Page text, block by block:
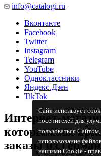
Сайт использует
посетителей для
пользоваться
использование
нашимиCookiе -
info@catalogi.ru
Вконтакте
Facebook
Twitter
Instagram
Telegram
YouTube
Одноклассники
Яндекс.Дзен
TikTok
Интернет-
которым мы
заказы из